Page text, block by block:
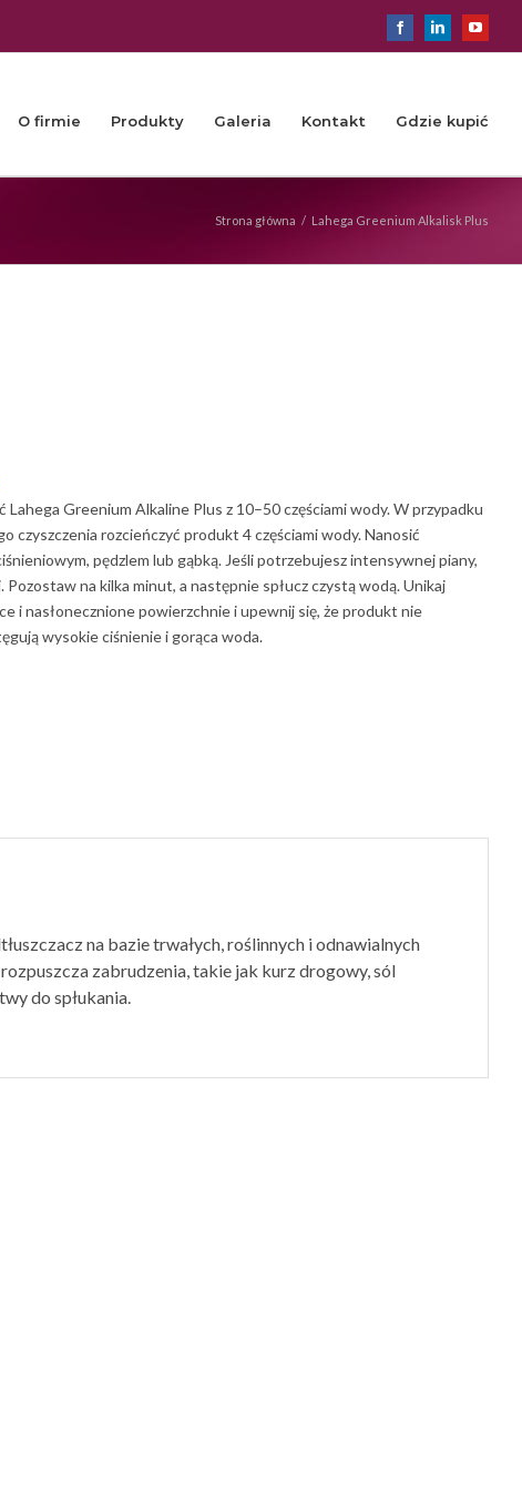
FacebookLinkedIn
O firmie Produkty Galeria Kontakt Gdzie kupić
Strona główna / Lahega Greenium Alkalisk Plus
Lahega Greenium Alkaline Plus z 10–50 częściami wody. W przypadku
czyszczenia rozcieńczyć produkt 4 częściami wody. Nanosić
pędzlem lub gąbką. Jeśli potrzebujesz intensywnej piany,
Pozostaw na kilka minut, a następnie spłucz czystą wodą. Unikaj
i nasłonecznione powierzchnie i upewnij się, że produkt nie
wysokie ciśnienie i gorąca woda.
na bazie trwałych, roślinnych i odnawialnych
zabrudzenia, takie jak kurz drogowy, sól
do spłukania.